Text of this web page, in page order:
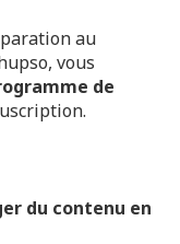
au
vous
de
du contenu en